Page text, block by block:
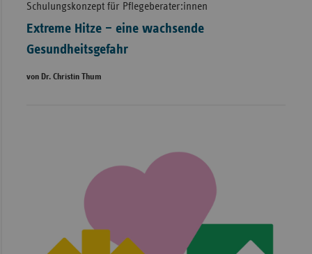
Schulungskonzept für Pflegeberater:innen
Extreme Hitze – eine wachsende
Gesundheitsgefahr
von Dr. Christin Thum